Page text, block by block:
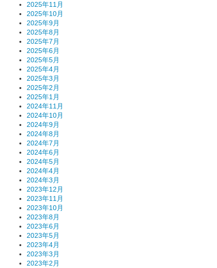
2025年11月
2025年10月
2025年9月
2025年8月
2025年7月
2025年6月
2025年5月
2025年4月
2025年3月
2025年2月
2025年1月
2024年11月
2024年10月
2024年9月
2024年8月
2024年7月
2024年6月
2024年5月
2024年4月
2024年3月
2023年12月
2023年11月
2023年10月
2023年8月
2023年6月
2023年5月
2023年4月
2023年3月
2023年2月